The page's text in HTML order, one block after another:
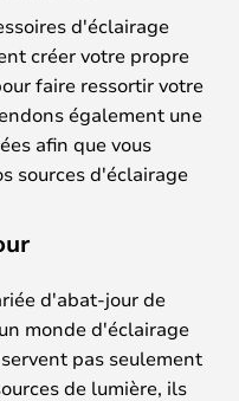
d'éclairage
créer votre propre
faire ressortir votre
également une
afin que vous
sources d'éclairage
d'abat-jour de
monde d'éclairage
pas seulement
de lumière, ils